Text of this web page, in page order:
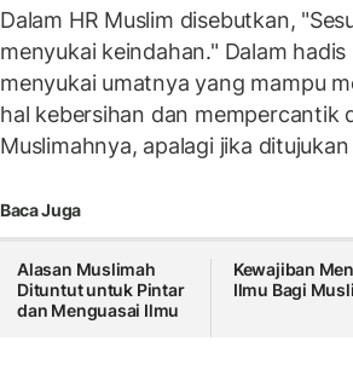
Dalam HR Muslim disebutkan,
menyukai keindahan." Dalam
menyukai umatnya yang mampu
hal kebersihan dan mempercantik
Muslimahnya, apalagi jika
Baca Juga
Alasan Muslimah
Dituntut untuk Pintar
dan Menguasai Ilmu
Kewajiban
Ilmu Bagi